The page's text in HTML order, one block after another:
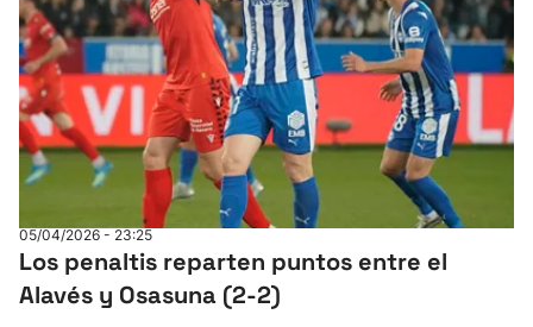
05/04/2026 - 23:25
Los penaltis reparten puntos entre el
Alavés y Osasuna (2-2)